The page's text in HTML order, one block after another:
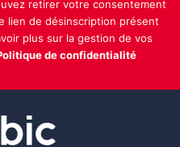
retirer votre consentement
lien de désinscription présent
plus sur la gestion de vos
de confidentialité